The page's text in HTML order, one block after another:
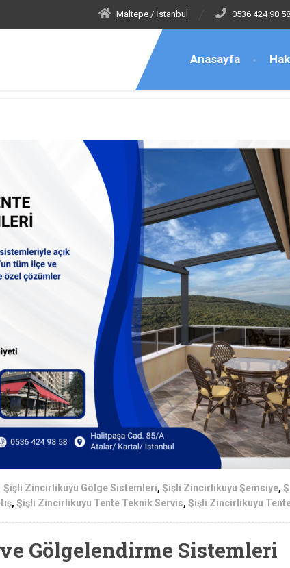
Maltepe / İstanbul 0536 424 98 58
Anasayfa
Tente Montaj
Şişli Zincirlikuyu Gölge Sistemleri, Şişli Zincirlikuyu Şemsiye,
, Şişli Zincirlikuyu Tente Teknik Servis, Şişli Zincirlikuyu
Gölgelendirme Sistemleri